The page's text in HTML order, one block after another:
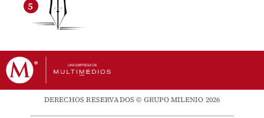
DERECHOS RESERVADOS © GRUPO MILENIO 2026